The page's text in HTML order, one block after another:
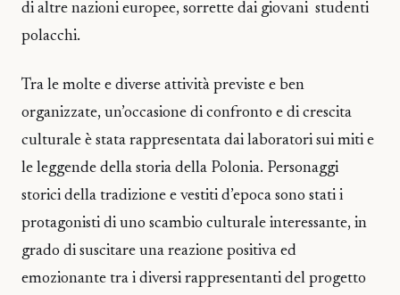
di altre nazioni europee, sorrette dai giovani studenti
polacchi.
Tra le molte e diverse attività previste e ben
organizzate, un’occasione di confronto e di crescita
culturale è stata rappresentata dai laboratori sui miti e
le leggende della storia della Polonia. Personaggi
storici della tradizione e vestiti d’epoca sono stati i
protagonisti di uno scambio culturale interessante, in
grado di suscitare una reazione positiva ed
emozionante tra i diversi rappresentanti del progetto